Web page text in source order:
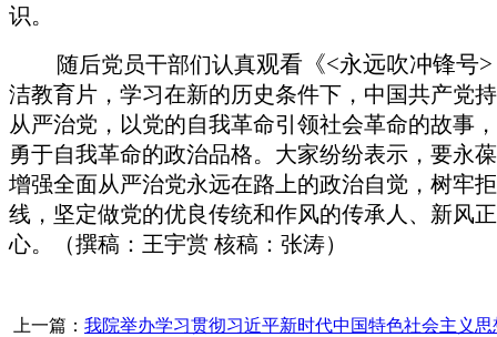
识。
随后党员干部们认真观看《<永远吹冲锋号
洁教育片，学习在新的历史条件下，中国共产党
从严治党，以党的自我革命引领社会革命的故事
勇于自我革命的政治品格。大家纷纷表示，要永
增强全面从严治党永远在路上的政治自觉，树牢
线，坚定做党的优良传统和作风的传承人、新风
心。（撰稿：王宇赏 核稿：张涛）
上一篇： 我院举办学习贯彻习近平新时代中国特色社会主义